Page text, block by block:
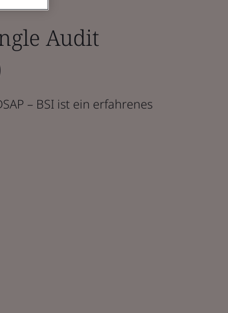
Audit
– BSI ist ein erfahrenes